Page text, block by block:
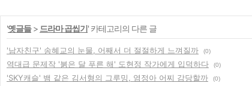
'옛글들> 드라마 곱씹기' 카테고리의 다른 글
'남자친구' 송혜교의 눈물, 어째서 더 절절하게 느껴질까 (0)
역대급 문제작 '붉은 달 푸른 해' 도현정 작가에게 입덕하다
(0)
'SKY캐슬' 뱀 같은 김서형의 그루밍, 염정아 어찌 감당할까
(0)